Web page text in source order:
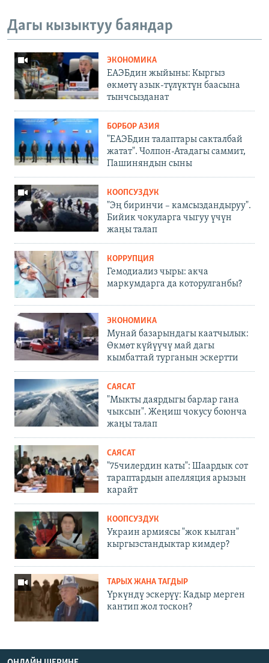
Дагы кызыктуу баяндар
ЭКОНОМИКА
ЕАЭБдин жыйыны: Кыргыз
өкмөтү азык-түлүктүн баасына
тынчсызданат
БОРБОР АЗИЯ
"ЕАЭБдин талаптары сакталбай
жатат". Чолпон-Атадагы саммит,
Пашиняндын сыны
КООПСУЗДУК
"Эң биринчи – камсыздандыруу".
Бийик чокуларга чыгуу үчүн
жаңы талап
КОРРУПЦИЯ
Гемодиализ чыры: акча
маркумдарга да которулганбы?
ЭКОНОМИКА
Мунай базарындагы каатчылык:
Өкмөт күйүүчү май дагы
кымбаттай турганын эскертти
САЯСАТ
"Мыкты даярдыгы барлар гана
чыксын". Жеңиш чокусу боюнча
жаңы талап
САЯСАТ
"75чилердин каты": Шаардык сот
тараптардын апелляция арызын
карайт
КООПСУЗДУК
Украин армиясы "жок кылган"
кыргызстандыктар кимдер?
ТАРЫХ ЖАНА ТАГДЫР
Үркүндү эскерүү: Кадыр мерген
кантип жол тоскон?